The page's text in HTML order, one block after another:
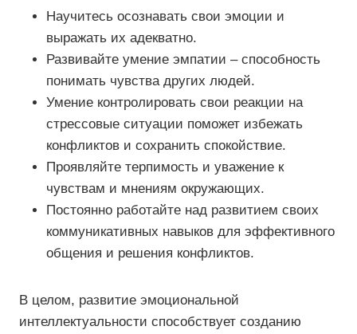
Научитесь осознавать свои эмоции и
выражать их адекватно.
Развивайте умение эмпатии – способность
понимать чувства других людей.
Умение контролировать свои реакции на
стрессовые ситуации поможет избежать
конфликтов и сохранить спокойствие.
Проявляйте терпимость и уважение к
чувствам и мнениям окружающих.
Постоянно работайте над развитием своих
коммуникативных навыков для эффективного
общения и решения конфликтов.
В целом, развитие эмоциональной
интеллектуальности способствует созданию